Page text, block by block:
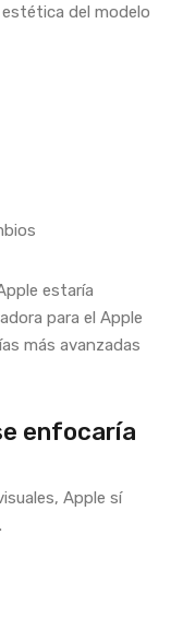
del modelo
estaría
para el Apple
más avanzadas
enfocaría
Apple sí